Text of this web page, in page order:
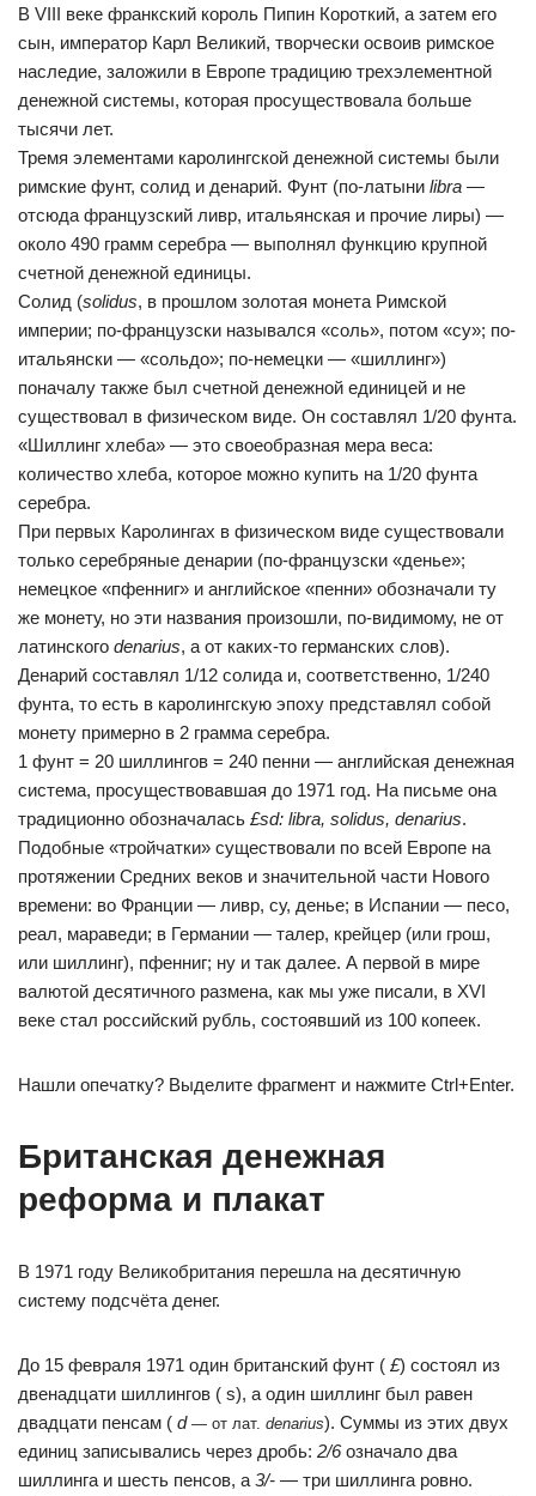
В VIII веке франкский король Пипин Короткий, а затем его
сын, император Карл Великий, творчески освоив римское
наследие, заложили в Европе традицию трехэлементной
денежной системы, которая просуществовала больше
тысячи лет.
Тремя элементами каролингской денежной системы были
римские фунт, солид и денарий. Фунт (по-латыни libra —
отсюда французский ливр, итальянская и прочие лиры) —
около 490 грамм серебра — выполнял функцию крупной
счетной денежной единицы.
Солид (solidus, в прошлом золотая монета Римской
империи; по-французски назывался «соль», потом «су»; по-
итальянски — «сольдо»; по-немецки — «шиллинг»)
поначалу также был счетной денежной единицей и не
существовал в физическом виде. Он составлял 1/20 фунта.
«Шиллинг хлеба» — это своеобразная мера веса:
количество хлеба, которое можно купить на 1/20 фунта
серебра.
При первых Каролингах в физическом виде существовали
только серебряные денарии (по-французски «денье»;
немецкое «пфенниг» и английское «пенни» обозначали ту
же монету, но эти названия произошли, по-видимому, не от
латинского denarius, а от каких-то германских слов).
Денарий составлял 1/12 солида и, соответственно, 1/240
фунта, то есть в каролингскую эпоху представлял собой
монету примерно в 2 грамма серебра.
1 фунт = 20 шиллингов = 240 пенни — английская денежная
система, просуществовавшая до 1971 год. На письме она
традиционно обозначалась £sd: libra, solidus, denarius.
Подобные «тройчатки» существовали по всей Европе на
протяжении Средних веков и значительной части Нового
времени: во Франции — ливр, су, денье; в Испании — песо,
реал, мараведи; в Германии — талер, крейцер (или грош,
или шиллинг), пфенниг; ну и так далее. А первой в мире
валютой десятичного размена, как мы уже писали, в XVI
веке стал российский рубль, состоявший из 100 копеек.
Нашли опечатку? Выделите фрагмент и нажмите Ctrl+Enter.
Британская денежная
реформа и плакат
В 1971 году Великобритания перешла на десятичную
систему подсчёта денег.
До 15 февраля 1971 один британский фунт ( £) состоял из
двенадцати шиллингов ( s), а один шиллинг был равен
двадцати пенсам ( d — от лат. denarius). Суммы из этих двух
единиц записывались через дробь: 2/6означало два
шиллинга и шесть пенсов, а 3/- — три шиллинга ровно.